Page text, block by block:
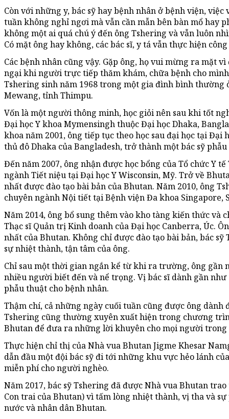
Còn với những y, bác sỹ hay bệnh nhân ở bệnh viện,
tuần không nghỉ ngơi mà vẫn cần mẫn bên bàn mổ hay
không một ai quá chú ý đến ông Tshering và vẫn luôn
Có mặt ông hay không, các bác sĩ, y tá vẫn thực hiện
Các bệnh nhân cũng vậy. Gặp ông, họ vui mừng ra mặt
ngại khi người trực tiếp thăm khám, chữa bệnh cho
Tshering sinh năm 1968 trong một gia đình bình thường
Mewang, tỉnh Thimpu.
Vốn là một người thông minh, học giỏi nên sau khi tốt
Đại học Y khoa Mymensingh thuộc Đại học Dhaka,
khoa năm 2001, ông tiếp tục theo học sau đại học tại Đại
thủ đô Dhaka của Bangladesh, trở thành một bác sỹ
Đến năm 2007, ông nhận được học bổng của Tổ chức Y
ngành Tiết niệu tại Đại học Y Wisconsin, Mỹ. Trở về
nhất được đào tạo bài bản của Bhutan. Năm 2010, ông
chuyên ngành Nội tiết tại Bệnh viện Đa khoa Singapore,
Năm 2014, ông bổ sung thêm vào kho tàng kiến thức và
Thạc sĩ Quản trị Kinh doanh của Đại học Canberra, Úc.
nhất của Bhutan. Không chỉ được đào tạo bài bản, bác
sự nhiệt thành, tận tâm của ông.
Chỉ sau một thời gian ngắn kể từ khi ra trường, ông gần
nhiều người biết đến và nể trọng. Vị bác sĩ dành gần
phẫu thuật cho bệnh nhân.
Thậm chí, cả những ngày cuối tuần cũng được ông dành
Tshering cũng thường xuyên xuất hiện trong chương
Bhutan để đưa ra những lời khuyên cho mọi người trong
Thực hiện chỉ thị của Nhà vua Bhutan Jigme Khesar
dẫn đầu một đội bác sỹ đi tới những khu vực hẻo lánh
miễn phí cho người nghèo.
Năm 2017, bác sỹ Tshering đã được Nhà vua Bhutan
Con trai của Bhutan) vì tấm lòng nhiệt thành, vị tha và
nước và nhân dân Bhutan.